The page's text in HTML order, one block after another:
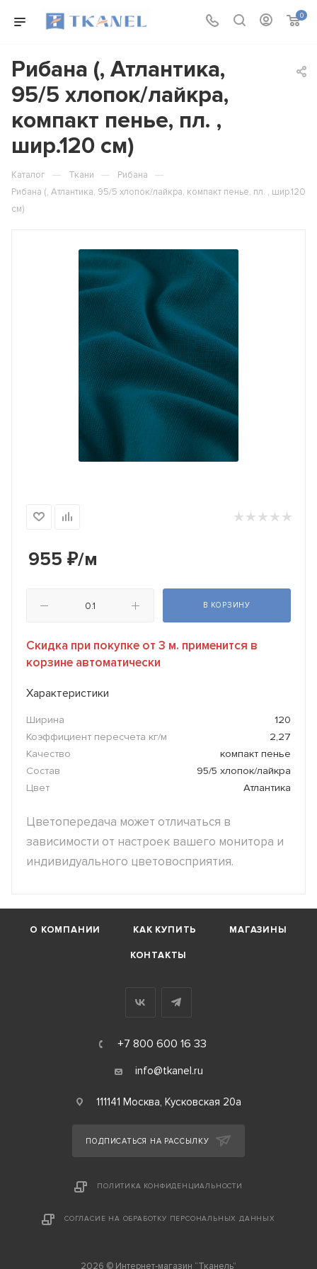
0
Рибана (, Атлантика,
95/5 хлопок/лайкра,
компакт пенье, пл. ,
шир.120 см)
Каталог — Ткани — Рибана —
Рибана (, Атлантика, 95/5 хлопок/лайкра, компакт пенье, пл. , шир.120
см)
955 ₽/м
В КОРЗИНУ
Скидка при покупке от 3 м. применится в
корзине автоматически
Характеристики
Ширина
120
Коэффициент пересчета кг/м
2,27
Качество
компакт пенье
Состав
95/5 хлопок/лайкра
Цвет
Атлантика
Цветопередача может отличаться в
зависимости от настроек вашего монитора и
индивидуального цветовосприятия.
О КОМПАНИИ КАК КУПИТЬ МАГАЗИНЫ
КОНТАКТЫ
+7 800 600 16 33
info@tkanel.ru
111141 Москва, Кусковская 20а
ПОДПИСАТЬСЯ НА РАССЫЛКУ
ПОЛИТИКА КОНФИДЕНЦИАЛЬНОСТИ
СОГЛАСИЕ НА ОБРАБОТКУ ПЕРСОНАЛЬНЫХ ДАННЫХ
2026 © Интернет-магазин “Тканель”